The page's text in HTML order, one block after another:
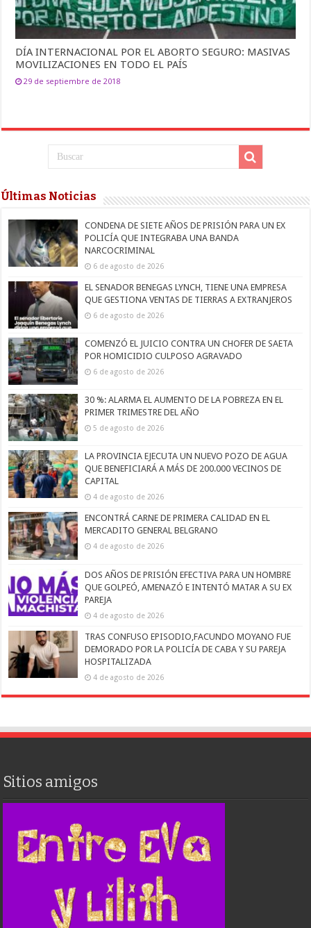
DÍA INTERNACIONAL POR EL ABORTO SEGURO: MASIVAS
MOVILIZACIONES EN TODO EL PAÍS
29 de septiembre de 2018
Últimas Noticias
CONDENA DE SIETE AÑOS DE PRISIÓN PARA UN EX
POLICÍA QUE INTEGRABA UNA BANDA
NARCOCRIMINAL
6 de agosto de 2026
EL SENADOR BENEGAS LYNCH, TIENE UNA EMPRESA
QUE GESTIONA VENTAS DE TIERRAS A EXTRANJEROS
6 de agosto de 2026
COMENZÓ EL JUICIO CONTRA UN CHOFER DE SAETA
POR HOMICIDIO CULPOSO AGRAVADO
6 de agosto de 2026
30 %: ALARMA EL AUMENTO DE LA POBREZA EN EL
PRIMER TRIMESTRE DEL AÑO
5 de agosto de 2026
LA PROVINCIA EJECUTA UN NUEVO POZO DE AGUA
QUE BENEFICIARÁ A MÁS DE 200.000 VECINOS DE
CAPITAL
4 de agosto de 2026
ENCONTRÁ CARNE DE PRIMERA CALIDAD EN EL
MERCADITO GENERAL BELGRANO
4 de agosto de 2026
DOS AÑOS DE PRISIÓN EFECTIVA PARA UN HOMBRE
QUE GOLPEÓ, AMENAZÓ E INTENTÓ MATAR A SU EX
PAREJA
4 de agosto de 2026
TRAS CONFUSO EPISODIO,FACUNDO MOYANO FUE
DEMORADO POR LA POLICÍA DE CABA Y SU PAREJA
HOSPITALIZADA
4 de agosto de 2026
Sitios amigos